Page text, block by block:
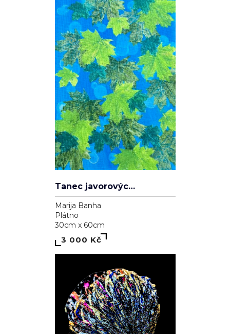
Tanec javorových listů
Marija Banha
Plátno
30cm x 60cm
3 000 Kč